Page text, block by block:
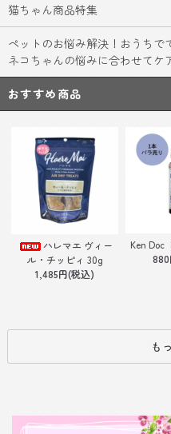
猫ちゃん商品特集
ペットのお悩み解決！おうち
ネコちゃんの悩みに合わせてケ
おすすめ商品
ハレマエ ヴィー
ル・チッピィ 30g
1,485円(税込)
Ken Doc
も